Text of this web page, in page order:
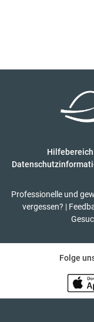
Hilfebereich
Professionelle und
vergessen? |
Folge